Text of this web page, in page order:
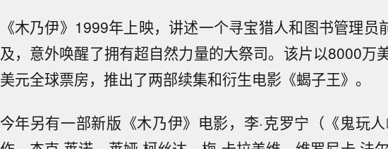
《木乃伊》1999年上映，讲述一个寻宝猎人和图书管理员
及，意外唤醒了拥有超自然力量的大祭司。该片以8000万
美元全球票房，推出了两部续集和衍生电影《蝎子王》。
今年另有一部新版《木乃伊》电影，李·克罗宁（《鬼玩